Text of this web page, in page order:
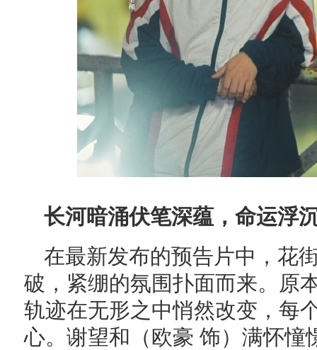
长河暗涌伏笔深蕴，命运浮
在最新发布的预告片中，花
破，紧绷的氛围扑面而来。原
轨迹在无形之中悄然改变，每
心。谢望和（欧豪 饰）满怀憧